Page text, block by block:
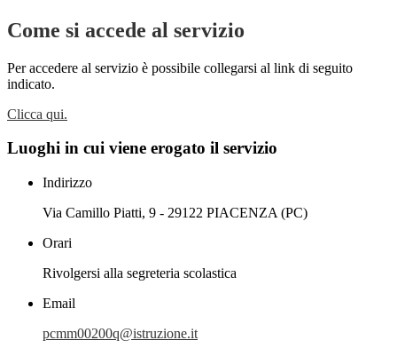
Come si accede al servizio
Per accedere al servizio è possibile collegarsi al link di seguito
indicato.
Clicca qui.
Luoghi in cui viene erogato il servizio
Indirizzo
Via Camillo Piatti, 9 - 29122 PIACENZA (PC)
Orari
Rivolgersi alla segreteria scolastica
Email
pcmm00200q@istruzione.it